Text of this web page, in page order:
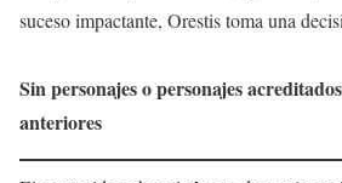
suceso impactante, Orestis toma una
Sin personajes o personajes
anteriores